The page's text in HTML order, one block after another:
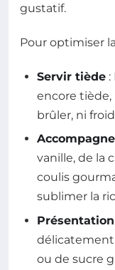
gustatif.
Pour optimiser
Servir tiède :
encore
brûler, ni
vanille, de la
coulis
sublimer la
délicatement
ou de sucre